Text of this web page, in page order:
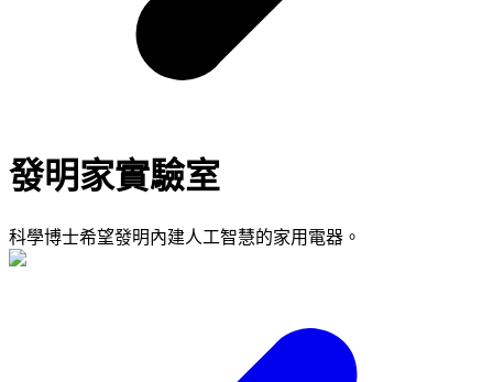
發明家實驗室
科學博士希望發明內建人工智慧的家用電器。